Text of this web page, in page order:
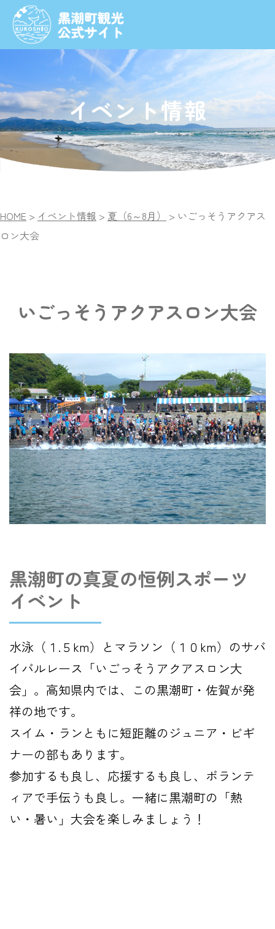
イベント情報
HOME > イベント情報 > 夏（6～8月） > いごっそうアクアス
ロン大会
いごっそうアクアスロン大会
黒潮町の真夏の恒例スポーツ
イベント
水泳（１.５km）とマラソン（１０km）のサバ
イバルレース「いごっそうアクアスロン大
会」。高知県内では、この黒潮町・佐賀が発
祥の地です。
スイム・ランともに短距離のジュニア・ビギ
ナーの部もあります。
参加するも良し、応援するも良し、ボランテ
ィアで手伝うも良し。一緒に黒潮町の「熱
い・暑い」大会を楽しみましょう！